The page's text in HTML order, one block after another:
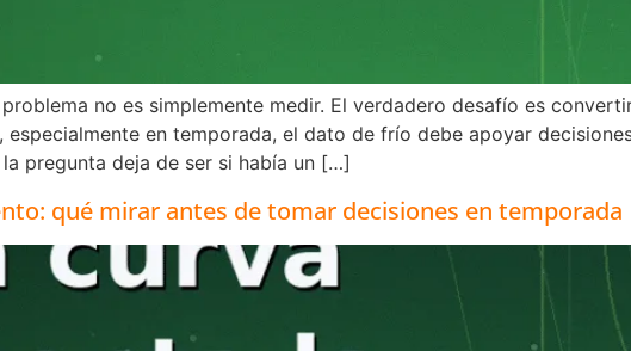
problema no es simplemente medir. El verdadero desafío es
especialmente en temporada, el dato de frío debe apoyar
pregunta deja de ser si había un […]
qué mirar antes de tomar decisiones en temporada